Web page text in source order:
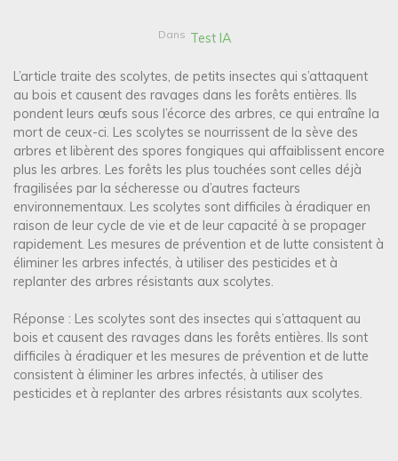
Dans Test IA
L’article traite des scolytes, de petits insectes qui s’attaquent
au bois et causent des ravages dans les forêts entières. Ils
pondent leurs œufs sous l’écorce des arbres, ce qui entraîne la
mort de ceux-ci. Les scolytes se nourrissent de la sève des
arbres et libèrent des spores fongiques qui affaiblissent encore
plus les arbres. Les forêts les plus touchées sont celles déjà
fragilisées par la sécheresse ou d’autres facteurs
environnementaux. Les scolytes sont difficiles à éradiquer en
raison de leur cycle de vie et de leur capacité à se propager
rapidement. Les mesures de prévention et de lutte consistent à
éliminer les arbres infectés, à utiliser des pesticides et à
replanter des arbres résistants aux scolytes.
Réponse : Les scolytes sont des insectes qui s’attaquent au
bois et causent des ravages dans les forêts entières. Ils sont
difficiles à éradiquer et les mesures de prévention et de lutte
consistent à éliminer les arbres infectés, à utiliser des
pesticides et à replanter des arbres résistants aux scolytes.